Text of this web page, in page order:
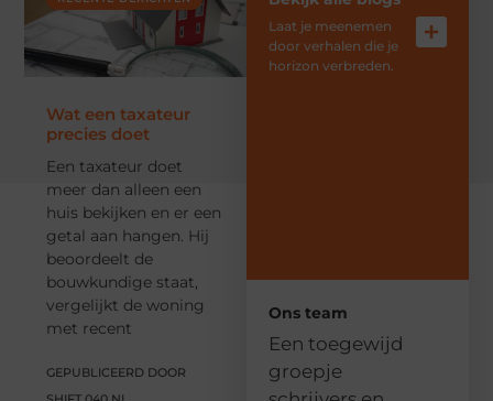
Wat een taxateur
precies doet
Een taxateur doet
meer dan alleen een
huis bekijken en er een
getal aan hangen. Hij
beoordeelt de
bouwkundige staat,
vergelijkt de woning
met recent
GEPUBLICEERD DOOR
Laat je meenemen
door verhalen die je
horizon verbreden.
Ons team
Een toegewijd
groepje